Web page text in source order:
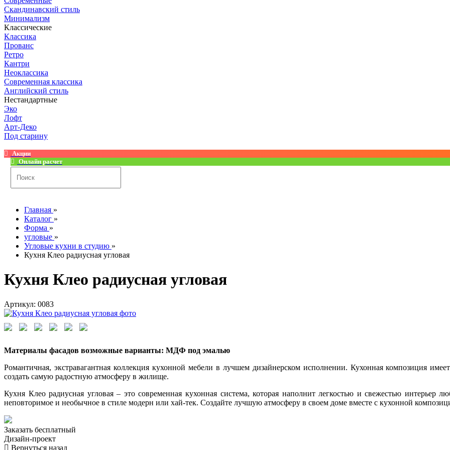
Скандинавский стиль
Минимализм
Классические
Классика
Прованс
Ретро
Кантри
Неоклассика
Современная классика
Английский стиль
Нестандартные
Эко
Лофт
Арт-Деко
Под старину
Акции
Онлайн расчет
Главная »
Каталог »
Форма »
угловые »
Угловые кухни в студию »
Кухня Клео радиусная угловая
Кухня Клео радиусная угловая
Артикул: 0083
Материалы фасадов возможные варианты: МДФ под эмалью
Романтичная, экстравагантная коллекция кухонной мебели в лучшем дизайнерском исполнении. Кухонная композиция
создать самую радостную атмосферу в жилище.
Кухня Клео радиусная угловая – это современная кухонная система, которая наполнит легкостью и свежестью интерьер
неповторимое и необычное в стиле модерн или хай-тек. Создайте лучшую атмосферу в своем доме вместе с кухонной
Заказать бесплатный
Дизайн-проект
Вернуться назад